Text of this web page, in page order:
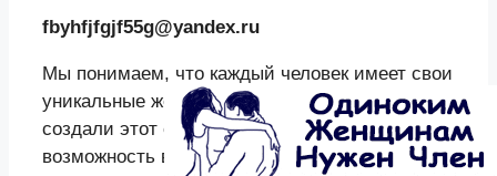
fbyhfjfgjf55g@yandex.ru
Мы понимаем, что каждый человек имеет свои
уникальные желания и ожидания. Поэтому мы
создали этот сайт, чтобы предоставить вам
возможность встретить душевного партнера, с